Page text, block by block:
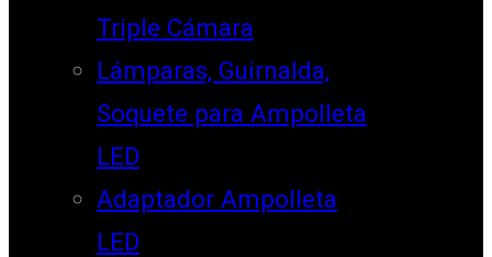
Triple Cámara
Lámparas, Guirnalda,
Soquete para Ampolleta
LED
Adaptador Ampolleta
LED